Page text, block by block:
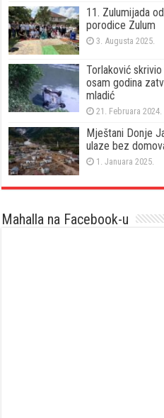
11. Zulumijada
porodice Zulum
3. Augusta 2025.
Torlaković
osam godina
mladić
21. Februara 2024.
Mještani Donje
ulaze bez
1. Januara 2025.
Mahalla na Facebook-u